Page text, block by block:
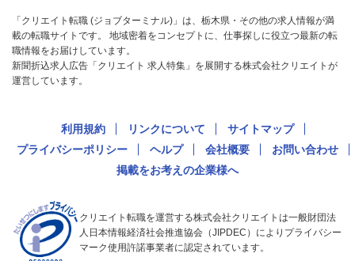
「クリエイト転職 (ジョブターミナル)」は、栃木県・その他の求人情報が満
載の転職サイトです。 地域密着をコンセプトに、仕事探しに役立つ最新の転
職情報をお届けしています。
新聞折込求人広告「クリエイト 求人特集」を展開する株式会社クリエイトが
運営しています。
利用規約 リンクについて
サイトマップ
プライバシーポリシー
ヘルプ 会社概要
お問い合わせ
掲載をお考えの企業様へ
クリエイト転職を運営する株式会社クリエイトは一般財団法
人日本情報経済社会推進協会（JIPDEC）によりプライバシー
マーク使用許諾事業者に認定されています。